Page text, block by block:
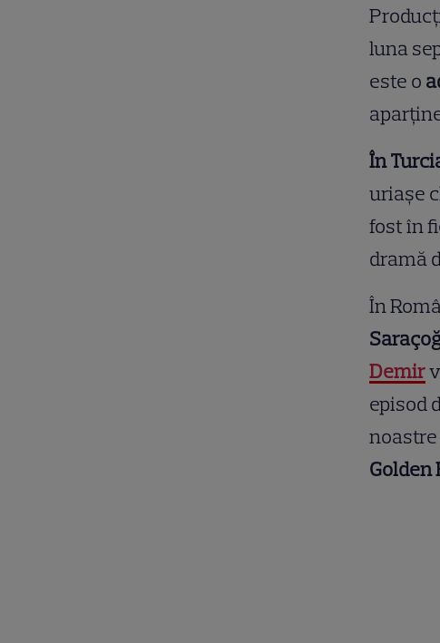
luna
este o
În
uriașe
fost în
dramă
În
Demir
episod
Golden